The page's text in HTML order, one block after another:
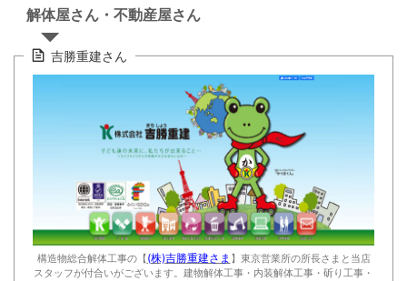
解体屋さん・不動産屋さん
吉勝重建さん
構造物総合解体工事の【 (株)吉勝重建さま 】東京営業所の所長さまと当店
スタッフが付合いがございます。建物解体工事・内装解体工事・斫り工事・